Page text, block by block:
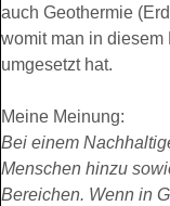
auch Geothermie
womit man in
umgesetzt hat.
Meine Meinung:
Bei einem
Menschen hinzu
Bereichen. Wenn in